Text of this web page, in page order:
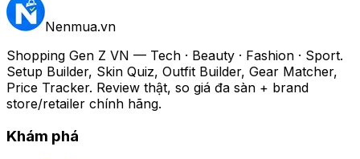
Nenmua.vn
Shopping Gen Z VN — Tech · Beauty · Fashion · Sport.
Setup Builder, Skin Quiz, Outfit Builder, Gear Matcher,
Price Tracker. Review thật, so giá đa sàn + brand
store/retailer chính hãng.
Khám phá